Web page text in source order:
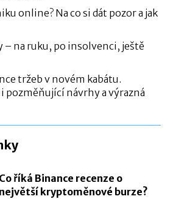
online? Na co si dát pozor a jak
– na ruku, po insolvenci, ještě
tržeb v novém kabátu.
návrhy a výrazná
Co říká Binance recenze o
největší kryptoměnové burze?